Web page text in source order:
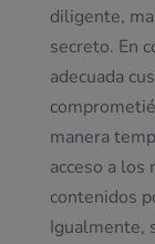
diligente,
secreto. En
adecuada
manera
acceso a los
contenidos
Igualmente,